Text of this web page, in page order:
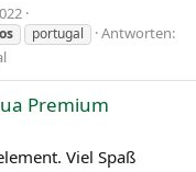
portugal
Antworten:
Premium
Viel Spaß